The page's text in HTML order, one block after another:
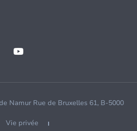
Namur Rue de Bruxelles 61, B-5000
Vie privée